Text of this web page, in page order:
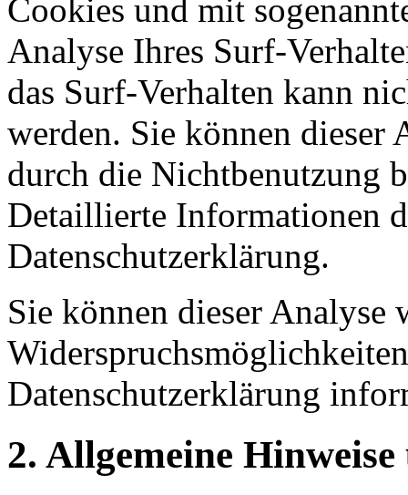
Cookies und mit
Analyse Ihres Surf-
das Surf-Verhalten kann
werden. Sie können dieser
durch die Nichtbenutzung
Detaillierte Informationen
Datenschutzerklärung.
Sie können dieser Analyse
Datenschutzerklärung
2. Allgemeine